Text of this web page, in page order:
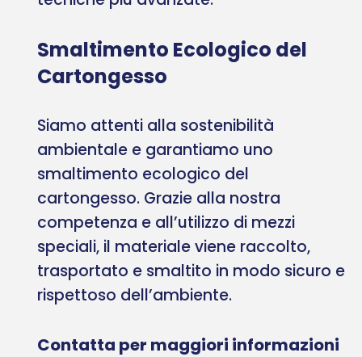
Smaltimento Ecologico del
Cartongesso
Siamo attenti alla sostenibilità
ambientale e garantiamo uno
smaltimento ecologico del
cartongesso. Grazie alla nostra
competenza e all’utilizzo di mezzi
speciali, il materiale viene raccolto,
trasportato e smaltito in modo sicuro e
rispettoso dell’ambiente.
Contatta per maggiori informazioni